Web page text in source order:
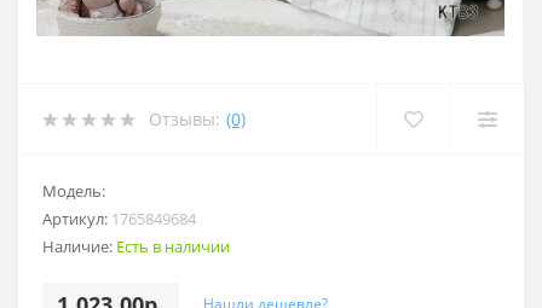
Отзывы: (0)
Модель:
Артикул: 1765849684
Наличие: Есть в наличии